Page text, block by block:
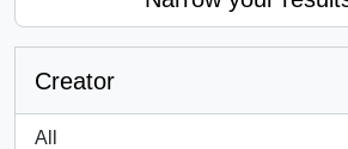
Creator
All